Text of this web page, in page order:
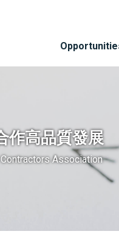
作高品質發展
Association